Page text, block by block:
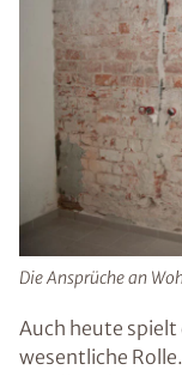
Die Ansprüche an
Auch heute spielt
wesentliche